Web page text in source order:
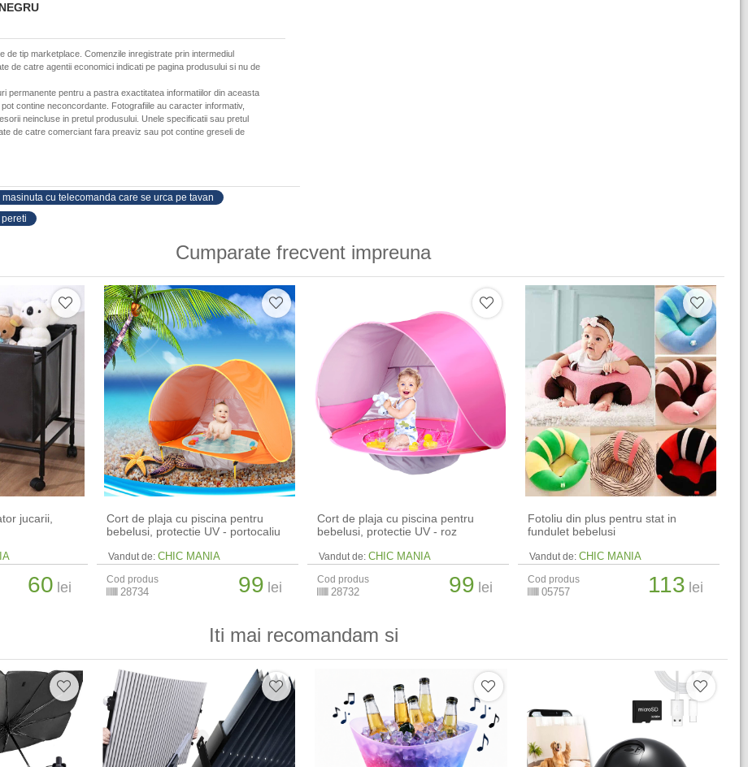
de tip marketplace. Comenzile inregistrate prin intermediul
de catre agentii economici indicati pe pagina produsului si nu de
permanente pentru a pastra exactitatea informatiilor din aceasta
contine neconcordante. Fotografiile au caracter informativ,
neincluse in pretul produsului. Unele specificatii sau pretul
de catre comerciant fara preaviz sau pot contine greseli de
masinuta cu telecomanda care se urca pe tavan
Cumparate frecvent impreuna
jucarii,
60 lei
Cort de plaja cu piscina pentru
bebelusi, protectie UV - portocaliu
Vandut de: CHIC MANIA
Cod produs
28734 99 lei
Cort de plaja cu piscina pentru
bebelusi, protectie UV - roz
Vandut de: CHIC MANIA
Cod produs
28732 99 lei
Fotoliu din plus pentru stat in
fundulet bebelusi
Vandut de: CHIC MANIA
Cod produs
05757 113 lei
Iti mai recomandam si